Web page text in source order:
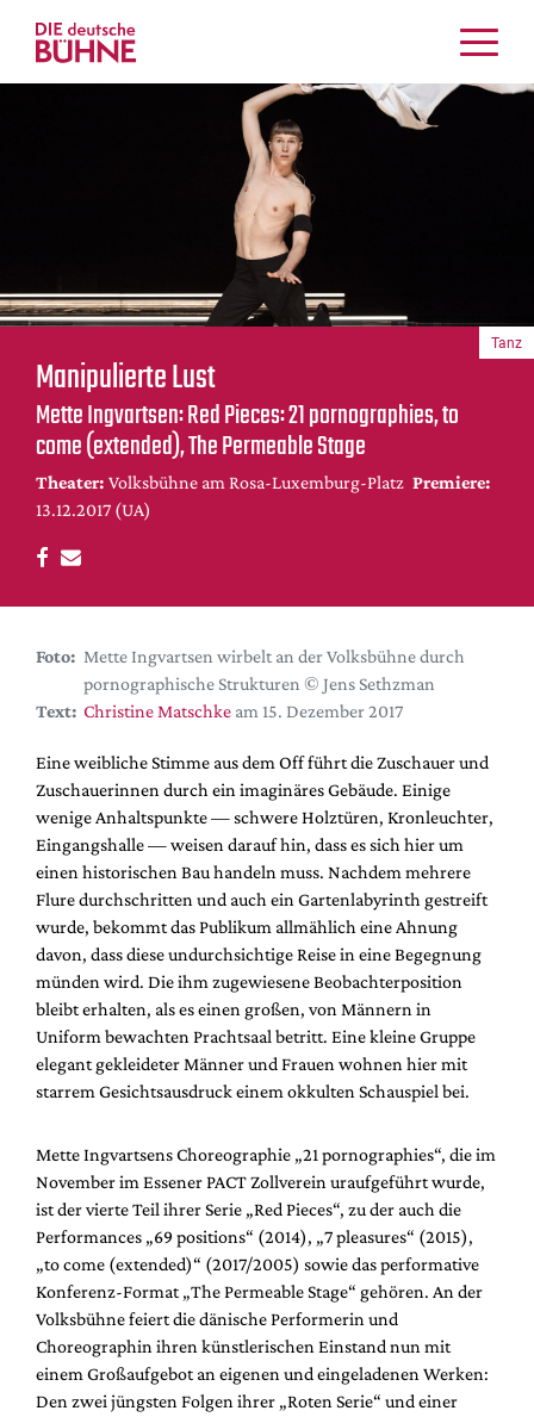
Bühnenwelt
Festivals & Veranstaltungen
Menschen & Theater
Themen
Internationales
Nachrufe
Medientipps
DdB-map
Festival-Planer
Hefte
Alle Hefte
Leseproben
Podcast
Service
Shop / Abo
Newsletter
Redaktion
Autor:innen
Partner
Mediadaten
Manipulierte Lust
Mette Ingvartsen: Red Pieces: 21 pornographies, to
come (extended), The Permeable Stage
Theater: Volksbühne am Rosa-Luxemburg-Platz Premiere:
13.12.2017 (UA)
Tanz
Foto: Mette Ingvartsen wirbelt an der Volksbühne durch
pornographische Strukturen © Jens Sethzman
Text: Christine Matschke am 15. Dezember 2017
Eine weibliche Stimme aus dem Off führt die Zuschauer und
Zuschauerinnen durch ein imaginäres Gebäude. Einige
wenige Anhaltspunkte — schwere Holztüren, Kronleuchter,
Eingangshalle — weisen darauf hin, dass es sich hier um
einen historischen Bau handeln muss. Nachdem mehrere
Flure durchschritten und auch ein Gartenlabyrinth gestreift
wurde, bekommt das Publikum allmählich eine Ahnung
davon, dass diese undurchsichtige Reise in eine Begegnung
münden wird. Die ihm zugewiesene Beobachterposition
bleibt erhalten, als es einen großen, von Männern in
Uniform bewachten Prachtsaal betritt. Eine kleine Gruppe
elegant gekleideter Männer und Frauen wohnen hier mit
starrem Gesichtsausdruck einem okkulten Schauspiel bei.
Mette Ingvartsens Choreographie „21 pornographies“, die im
November im Essener PACT Zollverein uraufgeführt wurde,
ist der vierte Teil ihrer Serie „Red Pieces“, zu der auch die
Performances „69 positions“ (2014), „7 pleasures“ (2015),
„to come (extended)“ (2017/2005) sowie das performative
Konferenz-Format „The Permeable Stage“ gehören. An der
Volksbühne feiert die dänische Performerin und
Choreographin ihren künstlerischen Einstand nun mit
einem Großaufgebot an eigenen und eingeladenen Werken:
Den zwei jüngsten Folgen ihrer „Roten Serie“ und einer